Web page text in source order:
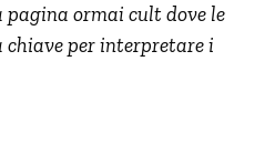
ormai cult dove le
chiave per interpretare i